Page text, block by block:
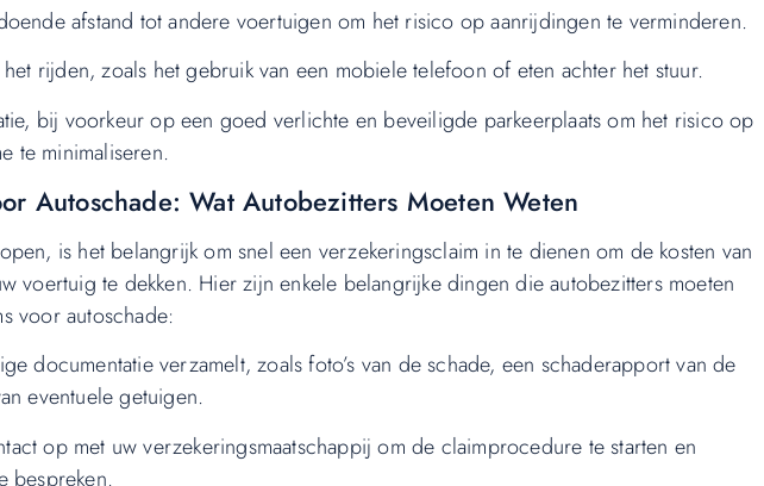
afstand tot andere voertuigen om het risico op aanrijdingen te verminderen.
rijden, zoals het gebruik van een mobiele telefoon of eten achter het stuur.
bij voorkeur op een goed verlichte en beveiligde parkeerplaats om het risico op
te minimaliseren.
Autoschade: Wat Autobezitters Moeten Weten
is het belangrijk om snel een verzekeringsclaim in te dienen om de kosten van
voertuig te dekken. Hier zijn enkele belangrijke dingen die autobezitters moeten
voor autoschade:
documentatie verzamelt, zoals foto’s van de schade, een schaderapport van de
eventuele getuigen.
op met uw verzekeringsmaatschappij om de claimprocedure te starten en
bespreken.